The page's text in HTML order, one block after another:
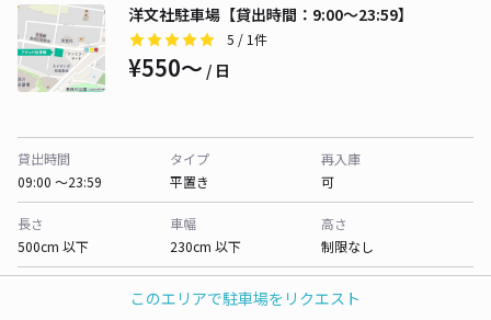
このエリアで駐車場をリクエスト
洋文社駐車場【貸出時間：9:00〜23:59】
5 / 1件
¥550〜 / 日
貸出時間
09:00 〜23:59
タイプ
平置き
再入庫
可
長さ
500cm 以下
車幅
230cm 以下
高さ
制限なし
軽自動車コンパクトカー中型車 ワンボックス 大型車・SUV